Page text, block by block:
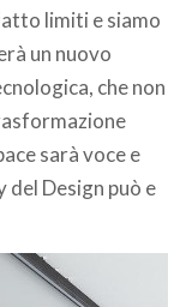
limiti e siamo
un nuovo
che non
sarà voce e
Design può e